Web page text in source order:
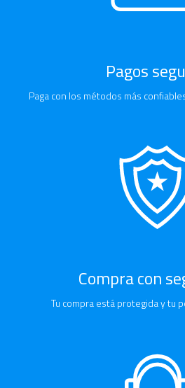
Pagos
Paga con los métodos más
Compra con
Tu compra está protegida y tu